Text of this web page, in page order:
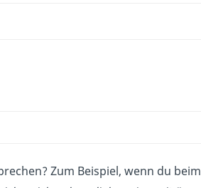
Zum Beispiel, wenn du beim